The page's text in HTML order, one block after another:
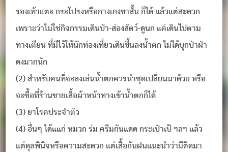
รองเท้าแตะ กระโปรงหรือกางเกงขาสั้น ก็ได้ แล้วแต่สะดวก
เพราะว่าไม่ใช่กิจกรรมเดินป่า-ส่องสัตว์-ดูนก แค่เดินไปตาม
ทางเตียน ที่มีไว้ให้นักท่องเที่ยวเดินขึ้นลงน้ำตก ไม่ได้บุกป่าฝ่า
ดงมากนัก
(2) สำหรับคนที่จะลงเล่นน้ำตกควรนำชุดเปลี่ยนมาด้วย หรือ
จะซื้อที่ร้านขายเสื้อผ้าหน้าทางเข้าน้ำตกก็ได้
(3) ยาโรคประจำตัว
(4) อื่นๆ ได้แแก่ หมวก ร่ม ครีมกันแดด กระเป๋าเป้ ฯลฯ แล้ว
แต่ดุลพินิจหรือความสะดวก แต่เสื้อกันฝนแนะนำว่ามีติดมา